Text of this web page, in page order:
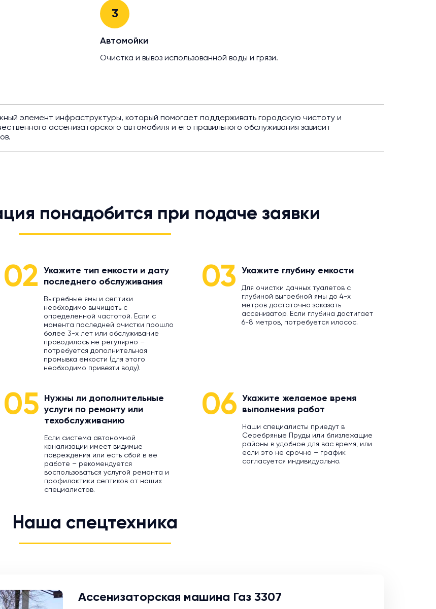
3
Автомойки
Очистка и вывоз использованной воды и грязи.
элемент инфраструктуры, который помогает поддерживать городскую чистоту и
ассенизаторского автомобиля и его правильного обслуживания зависит
понадобится при подаче заявки
02
Укажите тип емкости и дату
последнего обслуживания
Выгребные ямы и септики
необходимо вычищать с
определенной частотой. Если с
момента последней очистки прошло
более 3-х лет или обслуживание
проводилось не регулярно –
потребуется дополнительная
промывка емкости (для этого
необходимо привезти воду).
03 Укажите глубину емкости
Для очистки дачных туалетов с
глубиной выгребной ямы до 4-х
метров достаточно заказать
ассенизатор. Если глубина достигает
6-8 метров, потребуется илосос.
05
Нужны ли дополнительные
услуги по ремонту или
техобслуживанию
Если система автономной
канализации имеет видимые
повреждения или есть сбой в ее
работе – рекомендуется
воспользоваться услугой ремонта и
профилактики септиков от наших
специалистов.
06
Укажите желаемое время
выполнения работ
Наши специалисты приедут в
Серебряные Пруды или близлежащие
районы в удобное для вас время, или
если это не срочно – график
согласуется индивидуально.
Наша спецтехника
Ассенизаторская машина Газ 3307